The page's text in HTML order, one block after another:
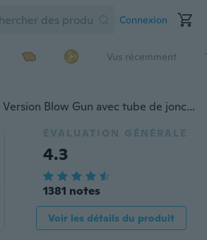
Connexion
Vus récemment
Leopard M50 Black Version Blow Gun avec tube de jonction et 10pcs flèches soufflent des fléchettes pour les activités sportives de plein air
ÉVALUATION GÉNÉRALE
4.3
1381 notes
Voir les détails du produit